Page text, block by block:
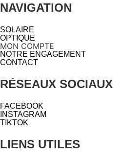
NAVIGATION
SOLAIRE
OPTIQUE
MON COMPTE
NOTRE ENGAGEMENT
CONTACT
RÉSEAUX SOCIAUX
FACEBOOK
INSTAGRAM
TIKTOK
LIENS UTILES